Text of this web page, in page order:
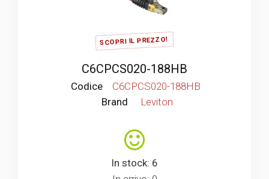
SCOPRI IL PREZZO!
C6CPCS020-188HB
Codice
C6CPCS020-188HB
Brand
Leviton
In stock: 6